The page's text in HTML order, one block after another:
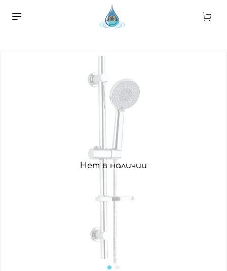
Нет в наличии